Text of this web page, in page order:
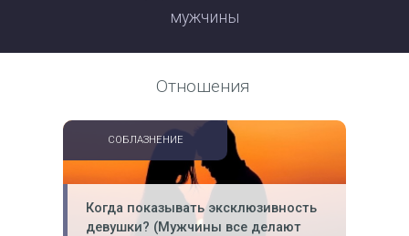
мужчины
Отношения
СОБЛАЗНЕНИЕ
Когда показывать эксклюзивность
девушки? (Мужчины все делают